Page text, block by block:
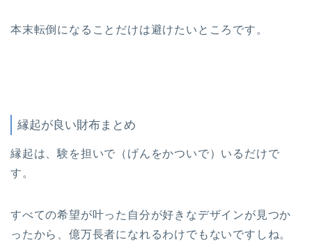
本末転倒になることだけは避けたいところです。
縁起が良い財布まとめ
縁起は、験を担いで（げんをかついで）いるだけで
す。
すべての希望が叶った自分が好きなデザインが見つか
ったから、億万長者になれるわけでもないですしね。